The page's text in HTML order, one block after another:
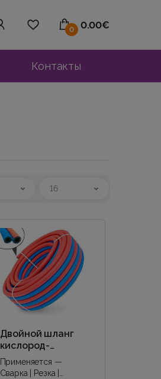
0 0.00€
Контакты
16
Двойной шланг
кислород-
ацетилен, ø
9/16+9/16 мм
Применяется —
Сварка | Резка |